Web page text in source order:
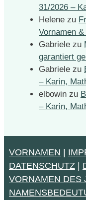
31/2026 –
Helene zu
Vornamen
Gabriele zu
garantiert
Gabriele zu
– Karin,
elbowin zu
– Karin,
VORNAMEN |
DATENSCHUTZ |
VORNAMEN DES